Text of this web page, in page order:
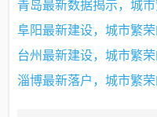
青岛最新数据揭示，城
阜阳最新建设，城市繁
台州最新建设，城市繁
淄博最新落户，城市繁